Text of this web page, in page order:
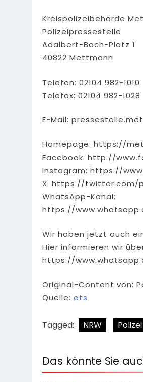
Kreispolizeibehörde
Polizeipressestelle
Adalbert-Bach-Platz 1
40822 Mettmann
Telefon: 02104 982-1010
Telefax: 02104 982-1028
E-Mail:
Homepage: https://
Facebook: http://
Instagram: https://
X: https://twitter.com/
WhatsApp-Kanal:
https://
Wir haben jetzt auch
Hier informieren wir
https://
Original-Content von:
Quelle: ots
Tagged: NRW Polizei
Das könnte Sie